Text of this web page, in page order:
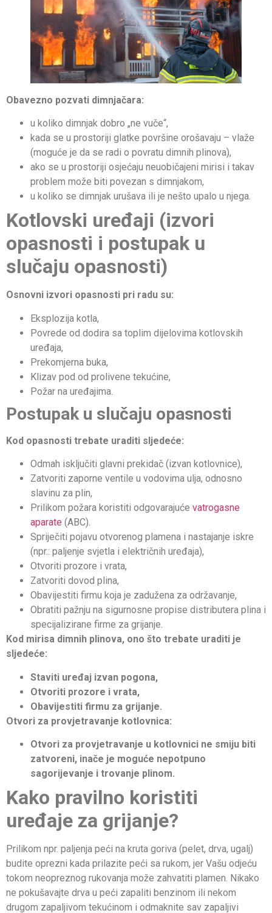
Obavezno pozvati dimnjačara:
u koliko dimnjak dobro „ne vuče“,
kada se u prostoriji glatke površine orošavaju – vlaže
(moguće je da se radi o povratu dimnih plinova),
ako se u prostoriji osjećaju neuobičajeni mirisi i takav
problem može biti povezan s dimnjakom,
u koliko se dimnjak urušava ili je nešto upalo u njega.
Kotlovski uređaji (izvori
opasnosti i postupak u
slučaju opasnosti)
Osnovni izvori opasnosti pri radu su:
Eksplozija kotla,
Povrede od dodira sa toplim dijelovima kotlovskih
uređaja,
Prekomjerna buka,
Klizav pod od prolivene tekućine,
Požar na uređajima.
Postupak u slučaju opasnosti
Kod opasnosti trebate uraditi sljedeće:
Odmah isključiti glavni prekidač (izvan kotlovnice),
Zatvoriti zaporne ventile u vodovima ulja, odnosno
slavinu za plin,
Prilikom požara koristiti odgovarajuće vatrogasne
aparate (ABC).
Spriječiti pojavu otvorenog plamena i nastajanje iskre
(npr.: paljenje svjetla i električnih uređaja),
Otvoriti prozore i vrata,
Zatvoriti dovod plina,
Obavijestiti firmu koja je zadužena za održavanje,
Obratiti pažnju na sigurnosne propise distributera plina i
specijalizirane firme za grijanje.
Kod mirisa dimnih plinova, ono što trebate uraditi je
sljedeće:
Staviti uređaj izvan pogona,
Otvoriti prozore i vrata,
Obavijestiti firmu za grijanje.
Otvori za provjetravanje kotlovnica:
Otvori za provjetravanje u kotlovnici ne smiju biti
zatvoreni, inače je moguće nepotpuno
sagorijevanje i trovanje plinom.
Kako pravilno koristiti
uređaje za grijanje?
Prilikom npr. paljenja peći na kruta goriva (pelet, drva, ugalj)
budite oprezni kada prilazite peći sa rukom, jer Vašu odjeću
tokom neopreznog rukovanja može zahvatiti plamen. Nikako
ne pokušavajte drva u peći zapaliti benzinom ili nekom
drugom zapaljivom tekućinom i odmaknite sav zapaljivi